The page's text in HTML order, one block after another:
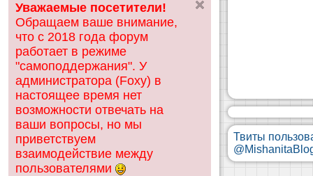
ск
Уважаемые посетители!
Обращаем ваше внимание,
что с 2018 года форум
работает в режиме
"самоподдержания". У
администратора (Foxy) в
настоящее время нет
возможности отвечать на
ваши вопросы, но мы
приветствуем
взаимодействие между
пользователями
Твиты